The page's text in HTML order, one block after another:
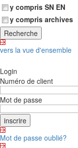
y compris SN EN
y compris archives
vers la vue d'ensemble
Login
Numéro de client
Mot de passe
Mot de passe oublié?